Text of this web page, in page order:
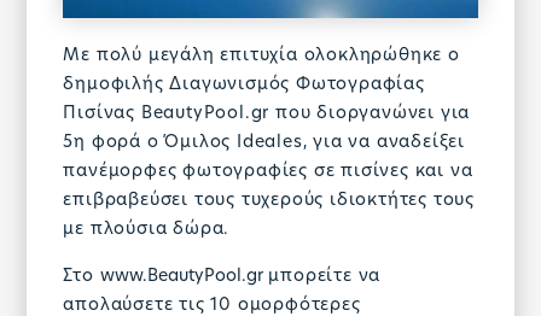
Με πολύ μεγάλη επιτυχία ολοκληρώθηκε ο
δημοφιλής Διαγωνισμός Φωτογραφίας
Πισίνας BeautyPool.gr που διοργανώνει για
5η φορά ο Όμιλος Ideales, για να αναδείξει
πανέμορφες φωτογραφίες σε πισίνες και να
επιβραβεύσει τους τυχερούς ιδιοκτήτες τους
με πλούσια δώρα.
Στο www.BeautyPool.grμπορείτε να
απολαύσετε τις 10 ομορφότερες